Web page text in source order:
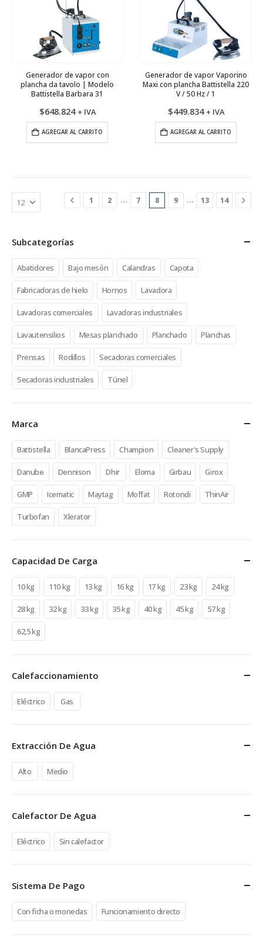
Generador de vapor con
plancha da tavolo | Modelo
Battistella Barbara 31
$648.824 + IVA
AGREGAR AL CARRITO
Generador de vapor Vaporino
Maxi con plancha Battistella 220
V / 50 Hz / 1
$449.834 + IVA
AGREGAR AL CARRITO
1 2 … 7 8 9 … 13 14
Subcategorías
Abatidores Bajo mesón Calandras Capota
Fabricadoras de hielo Hornos Lavadora
Lavadoras comerciales Lavadoras industriales
Lavautensilios Mesas planchado Planchado Planchas
Prensas Rodillos Secadoras comerciales
Secadoras industriales Túnel
Marca
Battistella BlancaPress Champion Cleaner's Supply
Danube Dennison Dhir Eloma Girbau Girox
GMP Icematic Maytag Moffat Rotondi ThinAir
Turbofan Xlerator
Capacidad De Carga
10 kg 110 kg 13 kg 16 kg 17 kg 23 kg 24 kg
28 kg 32 kg 33 kg 35 kg 40 kg 45 kg 57 kg
62,5 kg
Calefaccionamiento
Eléctrico Gas
Extracción De Agua
Alto Medio
Calefactor De Agua
Eléctrico Sin calefactor
Sistema De Pago
Con ficha o monedas Funcionamiento directo